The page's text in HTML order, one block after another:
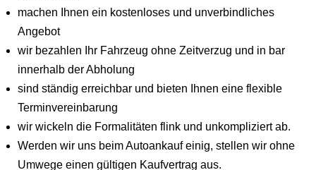
machen Ihnen ein kostenloses und unverbindliches
Angebot
wir bezahlen Ihr Fahrzeug ohne Zeitverzug und in bar
innerhalb der Abholung
sind ständig erreichbar und bieten Ihnen eine flexible
Terminvereinbarung
wir wickeln die Formalitäten flink und unkompliziert ab.
Werden wir uns beim Autoankauf einig, stellen wir ohne
Umwege einen gültigen Kaufvertrag aus.